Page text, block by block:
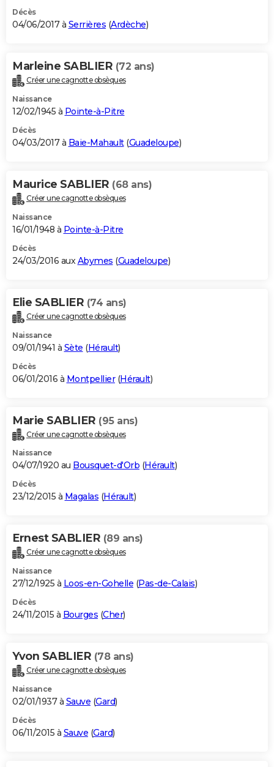
Décès
04/06/2017 à Serrières (Ardèche)
Marleine SABLIER (72 ans)
Créer une cagnotte obsèques
Naissance
12/02/1945 à Pointe-à-Pitre
Décès
04/03/2017 à Baie-Mahault(Guadeloupe)
Maurice SABLIER (68 ans)
Créer une cagnotte obsèques
Naissance
16/01/1948 à Pointe-à-Pitre
Décès
24/03/2016 auxAbymes (Guadeloupe)
Elie SABLIER (74 ans)
Créer une cagnotte obsèques
Naissance
09/01/1941 à Sète (Hérault)
Décès
06/01/2016 à Montpellier(Hérault)
Marie SABLIER (95 ans)
Créer une cagnotte obsèques
Naissance
04/07/1920 au Bousquet-d'Orb (Hérault)
Décès
23/12/2015 à Magalas (Hérault)
Ernest SABLIER (89 ans)
Créer une cagnotte obsèques
Naissance
27/12/1925 à Loos-en-Gohelle (Pas-de-Calais)
Décès
24/11/2015 à Bourges (Cher)
Yvon SABLIER (78 ans)
Créer une cagnotte obsèques
Naissance
02/01/1937 à Sauve (Gard)
Décès
06/11/2015 à Sauve (Gard)